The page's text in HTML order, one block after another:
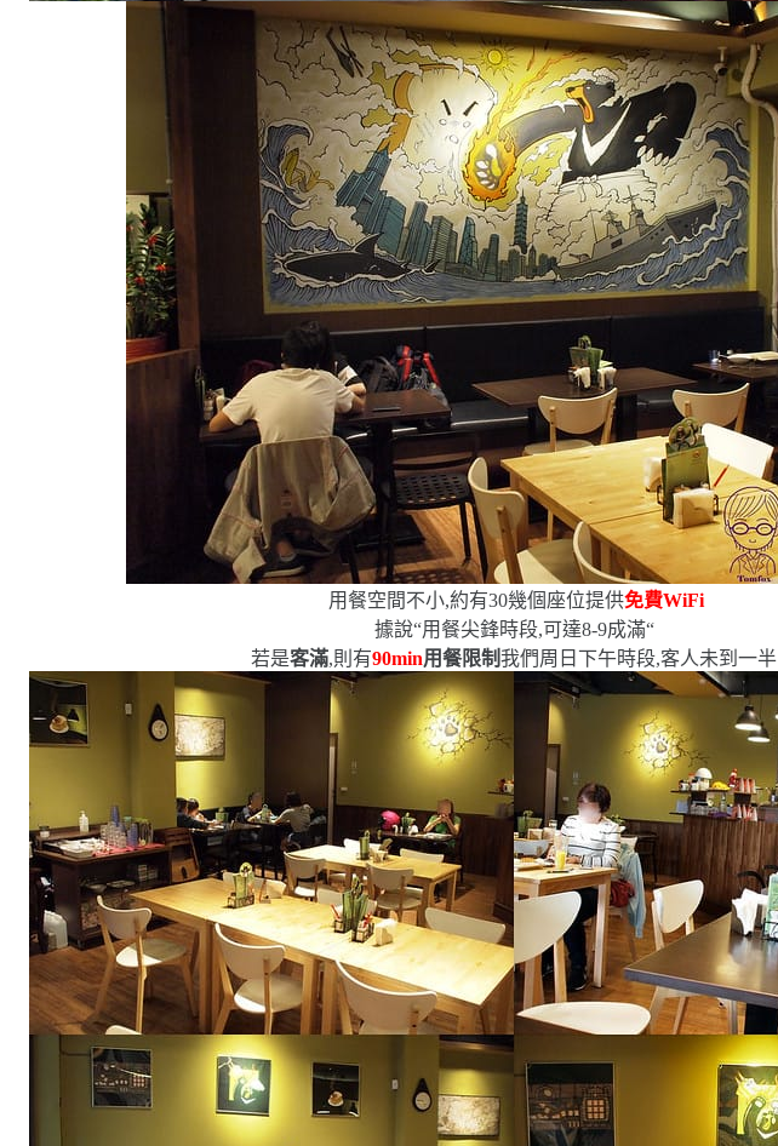
用餐空間不小,約有30幾個座位提供免費WiFi
據說“用餐尖鋒時段,可達8-9成滿“
若是客滿,則有90min用餐限制我們周日下午時段,客人未到一半